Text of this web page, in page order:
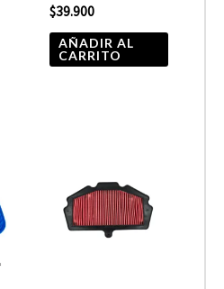
$39.900
AÑADIR AL
CARRITO